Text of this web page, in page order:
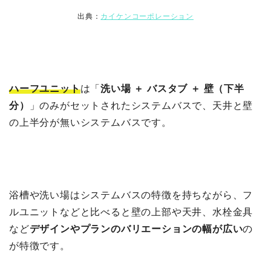
出典： カイケンコーポレーション
ハーフユニットは「洗い場 ＋ バスタブ ＋ 壁（下半
分）
」のみがセットされたシステムバスで、天井と壁
の上半分が無いシステムバスです。
浴槽や洗い場はシステムバスの特徴を持ちながら、フ
ルユニットなどと比べると壁の上部や天井、水栓金具
などデザインやプランのバリエーションの幅が広いの
が特徴です。